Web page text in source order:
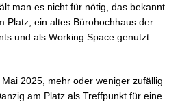
man es nicht für nötig, das bekannt
Platz, ein altes Bürohochhaus der
und als Working Space genutzt
2025, mehr oder weniger zufällig
am Platz als Treffpunkt für eine